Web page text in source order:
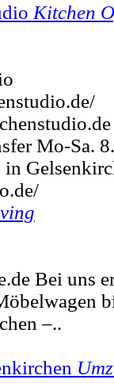
Kitchen
Mo-Sa.
Bei uns
–..